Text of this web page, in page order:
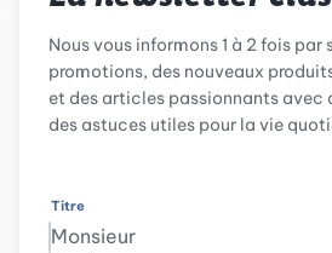
Nous vous informons 1 à 2 fois par
promotions, des nouveaux
et des articles passionnants avec
des astuces utiles pour la vie
Titre
Monsieur